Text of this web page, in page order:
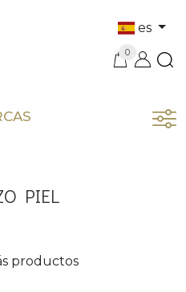
es
0
PIEL
productos